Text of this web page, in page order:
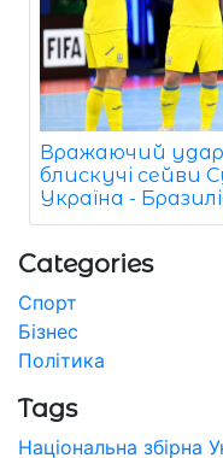
Вражаючий удар
блискучі сейви
Україна -
Categories
Спорт
Бізнес
Політика
Tags
Національна збірна